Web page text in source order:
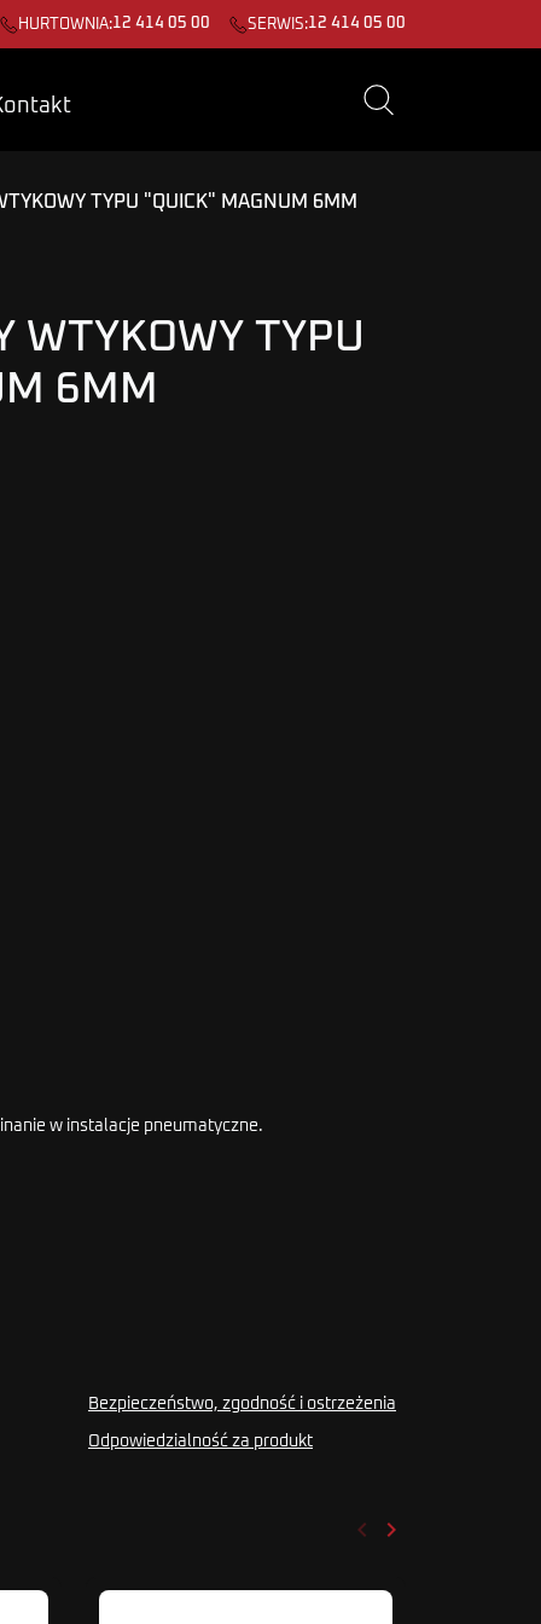
HURTOWNIA:12 414 05 00 SERWIS:12 414 05 00
TYPU "QUICK" MAGNUM 6MM
WTYKOWY TYPU
6MM
w instalacje pneumatyczne.
Bezpieczeństwo, zgodność i ostrzeżenia
Odpowiedzialność za produkt
Poprzedni
keyboard_arrow_left Następny
keyboard_arrow_right